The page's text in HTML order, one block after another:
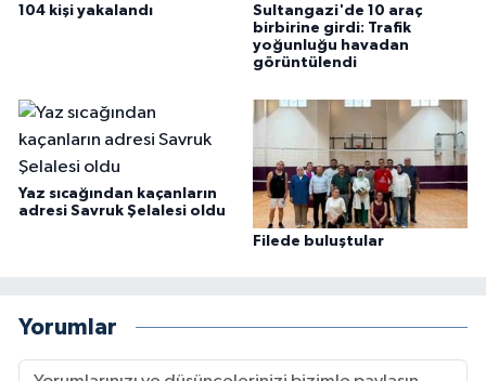
104 kişi yakalandı
Sultangazi'de 10 araç
birbirine girdi: Trafik
yoğunluğu havadan
görüntülendi
Yaz sıcağından kaçanların
adresi Savruk Şelalesi oldu
Filede buluştular
Yorumlar